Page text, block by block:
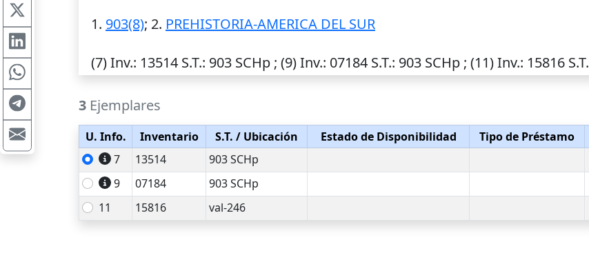
1. 903(8); 2. PREHISTORIA-AMERICA DEL SUR
(7)Inv.: 13514 S.T.: 903 SCHp ; (9)Inv.: 07184 S.T.: 903 SCHp ; (11)Inv.: 15816 S.T.
3 Ejemplares
U. Info. Inventario S.T. / Ubicación Estado de Disponibilidad Tipo de Préstamo
7
13514 903 SCHp
9
07184 903 SCHp
11
15816 val-246